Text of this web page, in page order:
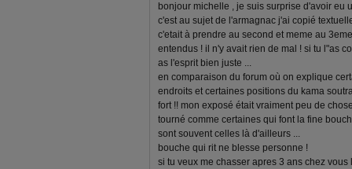
bonjour michelle , je suis surprise d'avoir eu
c'est au sujet de l'armagnac j'ai copié
c'etait à prendre au second et meme au
entendus ! il n'y avait rien de mal ! si tu l"as
as l'esprit bien juste ...
en comparaison du forum où on explique
endroits et certaines positions du kama
fort !! mon exposé était vraiment peu de
tourné comme certaines qui font la fine
sont souvent celles là d'ailleurs ...
bouche qui rit ne blesse personne !
si tu veux me chasser apres 3 ans chez vous